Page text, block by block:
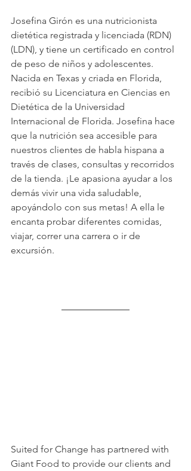
Josefina Girón es una nutricionista
dietética registrada y licenciada (RDN)
(LDN), y tiene un certificado en control
de peso de niños y adolescentes.
Nacida en Texas y criada en Florida,
recibió su Licenciatura en Ciencias en
Dietética de la Universidad
Internacional de Florida. Josefina hace
que la nutrición sea accesible para
nuestros clientes de habla hispana a
través de clases, consultas y recorridos
de la tienda. ¡Le apasiona ayudar a los
demás vivir una vida saludable,
apoyándolo con sus metas! A ella le
encanta probar diferentes comidas,
viajar, correr una carrera o ir de
excursión.
Suited for Change has partnered with
Giant Food to provide our clients and